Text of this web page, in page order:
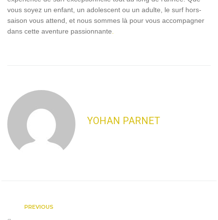
vous soyez un enfant, un adolescent ou un adulte, le surf hors-
saison vous attend, et nous sommes là pour vous accompagner
dans cette aventure passionnante
YOHAN PARNET
PREVIOUS